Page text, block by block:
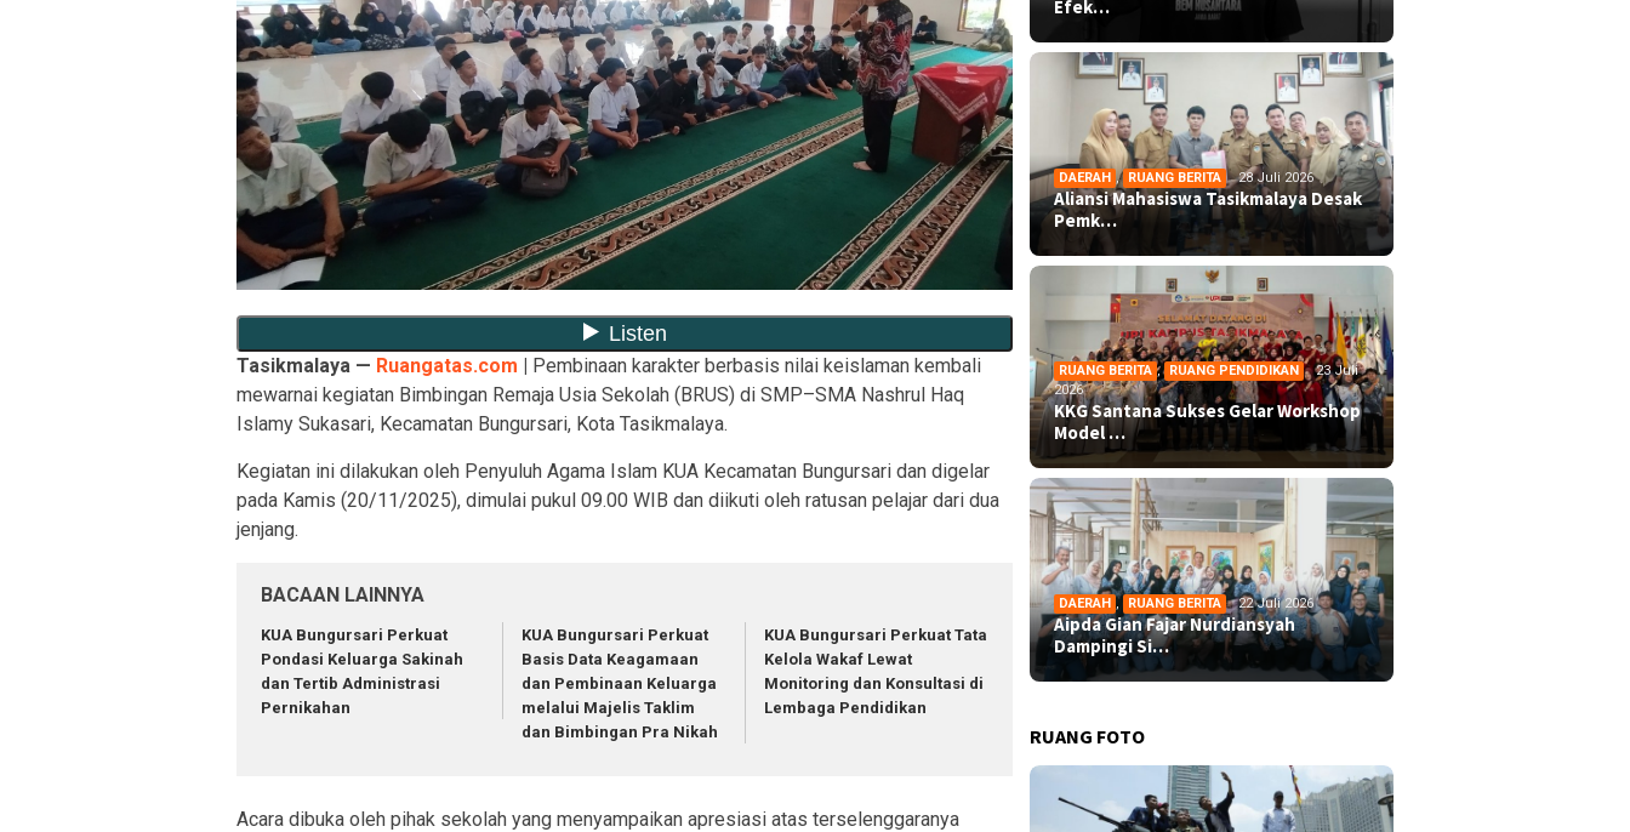
Tasikmalaya — Ruangatas.com
Pembinaan karakter berbasis nilai keislaman kembali
mewarnai kegiatan Bimbingan Remaja Usia Sekolah (BRUS) di SMP–SMA Nashrul Haq
Islamy Sukasari, Kecamatan Bungursari, Kota Tasikmalaya.
Kegiatan ini dilakukan oleh Penyuluh Agama Islam KUA Kecamatan Bungursari dan digelar
pada Kamis (20/11/2025), dimulai pukul 09.00 WIB dan diikuti oleh ratusan pelajar dari dua
jenjang.
BACAAN LAINNYA
KUA Bungursari Perkuat
Pondasi Keluarga Sakinah
dan Tertib Administrasi
Pernikahan
KUA Bungursari Perkuat
Basis Data Keagamaan
dan Pembinaan Keluarga
melalui Majelis Taklim
dan Bimbingan Pra Nikah
KUA Bungursari Perkuat Tata
Kelola Wakaf Lewat
Monitoring dan Konsultasi di
Lembaga Pendidikan
Acara dibuka oleh pihak sekolah yang menyampaikan apresiasi atas terselenggaranya
Efek…
DAERAH , RUANG BERITA 28 Juli 2026
Aliansi Mahasiswa Tasikmalaya Desak
Pemk…
RUANG BERITA , RUANG PENDIDIKAN
23 Juli
2026
KKG Santana Sukses Gelar Workshop
Model …
DAERAH , RUANG BERITA 22 Juli 2026
Aipda Gian Fajar Nurdiansyah
Dampingi Si…
RUANG FOTO